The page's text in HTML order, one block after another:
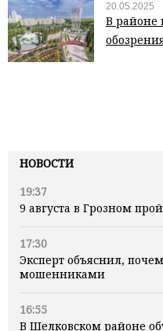
НОВОСТИ
19:37
9 августа в Грозном
17:30
Эксперт объяснил,
мошенниками
16:55
В Шелковском районе
20.05.2025
В районе